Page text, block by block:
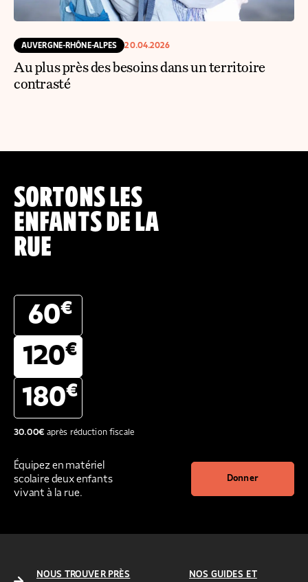
AUVERGNE-RHÔNE-ALPES 20.04.2026
Au plus près des besoins dans un territoire
contrasté
SORTONS LES
ENFANTS DE LA
RUE
60€
120€
180€
30.00€après réduction fiscale
Équipez en matériel
scolaire deux enfants
vivant à la rue.
Donner
NOUS TROUVER PRÈS
NOS GUIDES ET